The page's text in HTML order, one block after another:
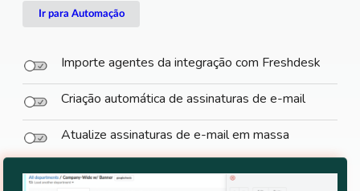
Ir para Automação
Importe agentes da integração com Freshdesk
Criação automática de assinaturas de e-mail
Atualize assinaturas de e-mail em massa